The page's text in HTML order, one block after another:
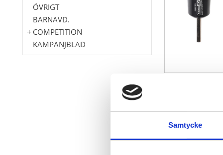
Samtycke
idealisk för
Sliptallrik
ÖVRIGT
BARNAVD.
COMPETITION
KAMPANJBLAD